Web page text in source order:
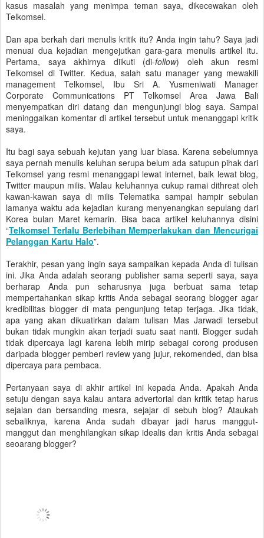
kasus masalah yang menimpa teman saya, dikecewakan oleh
Telkomsel.
Dan apa berkah dari menulis kritik itu? Anda ingin tahu? Saya jadi
menuai dua kejadian mengejutkan gara-gara menulis artikel itu.
Pertama, saya akhirnya diikuti (di-follow) oleh akun resmi
Telkomsel di Twitter. Kedua, salah satu manager yang mewakili
management Telkomsel, Ibu Sri A. Yusmeniwati Manager
Corporate Communications PT Telkomsel Area Jawa Bali
menyempatkan diri datang dan mengunjungi blog saya. Sampai
meninggalkan komentar di artikel tersebut untuk menanggapi kritik
saya.
Itu bagi saya sebuah kejutan yang luar biasa. Karena sebelumnya
saya pernah menulis keluhan serupa belum ada satupun pihak dari
Telkomsel yang resmi menanggapi lewat internet, baik lewat blog,
Twitter maupun milis. Walau keluhannya cukup ramai dithreat oleh
kawan-kawan saya di milis Telematika sampai hampir sebulan
lamanya waktu ada kejadian kurang menyenangkan sepulang dari
Korea bulan Maret kemarin. Bisa baca artikel keluhannya disini
“Telkomsel Terlalu Berlebihan Memperlakukan dan Mencurigai
Pelanggan Kartu Halo”.
Terakhir, pesan yang ingin saya sampaikan kepada Anda di tulisan
ini. Jika Anda adalah seorang publisher sama seperti saya, saya
berharap Anda pun seharusnya juga berbuat sama tetap
mempertahankan sikap kritis Anda sebagai seorang blogger agar
kredibilitas blogger di mata pengunjung tetap terjaga. Jika tidak,
apa yang akan dikuatirkan dalam tulisan Mas Jarwadi tersebut
bukan tidak mungkin akan terjadi suatu saat nanti. Blogger sudah
tidak dipercaya lagi karena lebih mirip sebagai corong produsen
daripada blogger pemberi review yang jujur, rekomended, dan bisa
dipercaya para pembaca.
Pertanyaan saya di akhir artikel ini kepada Anda. Apakah Anda
setuju dengan saya kalau antara advertorial dan kritik tetap harus
sejalan dan bersanding mesra, sejajar di sebuh blog? Ataukah
sebaliknya, karena Anda sudah dibayar jadi harus manggut-
manggut dan menghilangkan sikap idealis dan kritis Anda sebagai
seoarang blogger?